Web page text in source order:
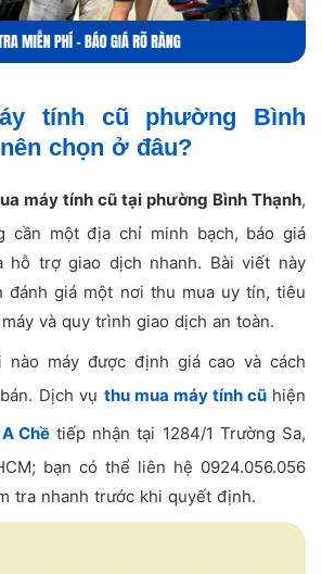
tính cũ phường Bình
chọn ở đâu?
máy tính cũ tại phường Bình Thạnh,
cần một địa chỉ minh bạch, báo giá
hỗ trợ giao dịch nhanh. Bài viết này
đánh giá một nơi thu mua uy tín, tiêu
và quy trình giao dịch an toàn.
máy được định giá cao và cách
Dịch vụ thu mua máy tính cũhiện
Chềtiếp nhận tại 1284/1 Trường Sa,
bạn có thể liên hệ 0924.056.056
tra nhanh trước khi quyết định.